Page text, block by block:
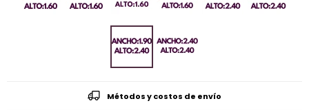
Métodos y costos de envío